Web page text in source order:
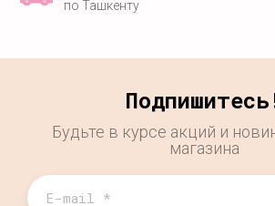
по Ташкенту
Будьте в курсе акций и
магазина